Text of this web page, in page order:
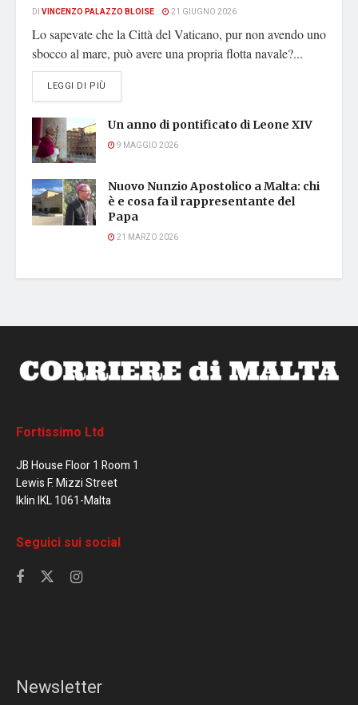
DI VINCENZO PALAZZO BLOISE 21 GIUGNO 2026
Lo sapevate che la Città del Vaticano, pur non avendo uno
sbocco al mare, può avere una propria flotta navale?...
LEGGI DI PIÙ
Un anno di pontificato di Leone XIV
9 MAGGIO 2026
Nuovo Nunzio Apostolico a Malta: chi
è e cosa fa il rappresentante del
Papa
21 MARZO 2026
Fortissimo Ltd
JB House Floor 1 Room 1
Lewis F. Mizzi Street
Iklin IKL 1061-Malta
Seguici sui social
Newsletter